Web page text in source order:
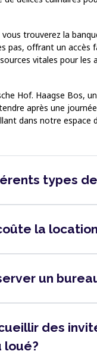
trouverez la
pas, offrant un
vitales pour les
Hof. Haagse Bos,
après une
dans notre espace
types
la
un
des
loué?